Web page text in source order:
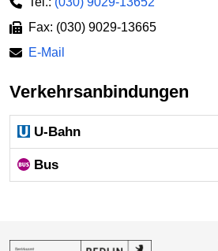
Fax: (030) 9029-13665
E-Mail
Verkehrsanbindungen
U-Bahn
Bus